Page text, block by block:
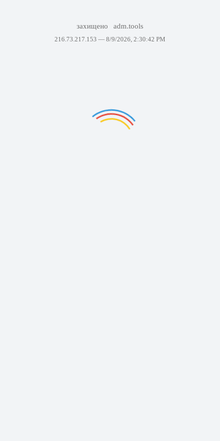
захищено adm.tools
216.73.217.153 — 8/9/2026, 2:30:42 PM